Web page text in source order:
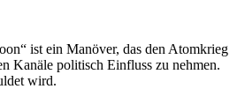
ist ein Manöver, das den Atomkrieg
Kanäle politisch Einfluss zu nehmen.
wird.